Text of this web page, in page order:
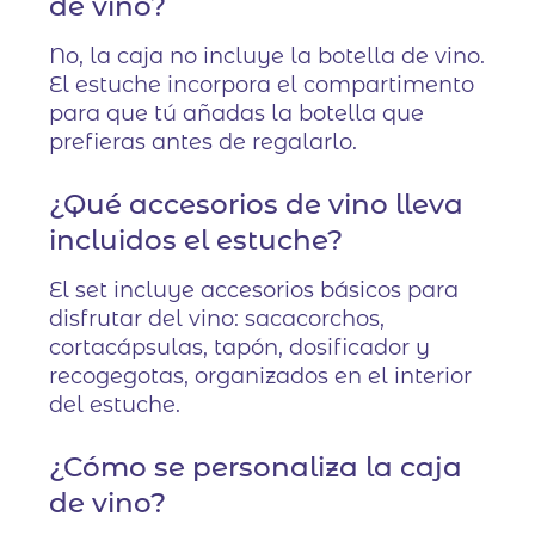
No, la caja no incluye la botella de vino.
El estuche incorpora el compartimento
para que tú añadas la botella que
prefieras antes de regalarlo.
¿Qué accesorios de vino lleva
incluidos el estuche?
El set incluye accesorios básicos para
disfrutar del vino: sacacorchos,
cortacápsulas, tapón, dosificador y
recogegotas, organizados en el interior
del estuche.
¿Cómo se personaliza la caja
de vino?